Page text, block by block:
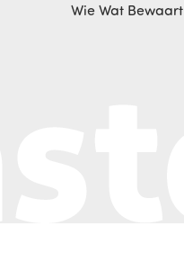
Wie Wat Bewaart